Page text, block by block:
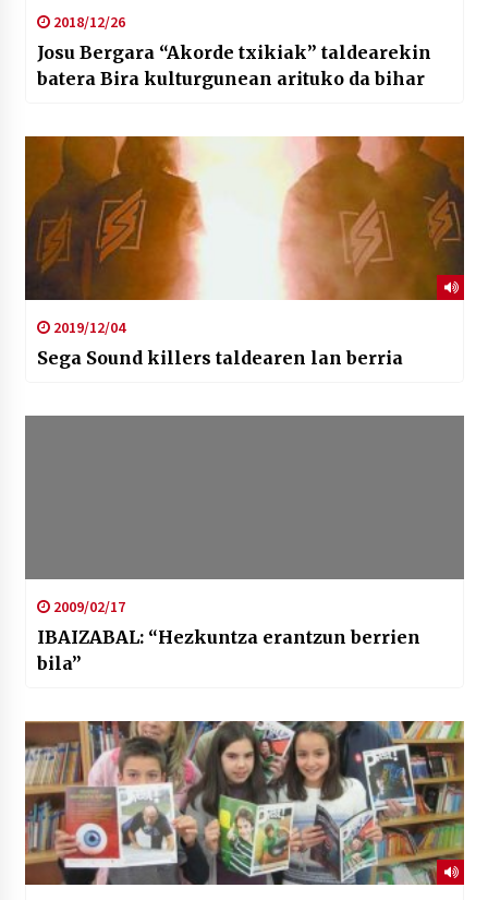
2018/12/26
Josu Bergara “Akorde txikiak” taldearekin
batera Bira kulturgunean arituko da bihar
2019/12/04
Sega Sound killers taldearen lan berria
2009/02/17
IBAIZABAL: “Hezkuntza erantzun berrien
bila”